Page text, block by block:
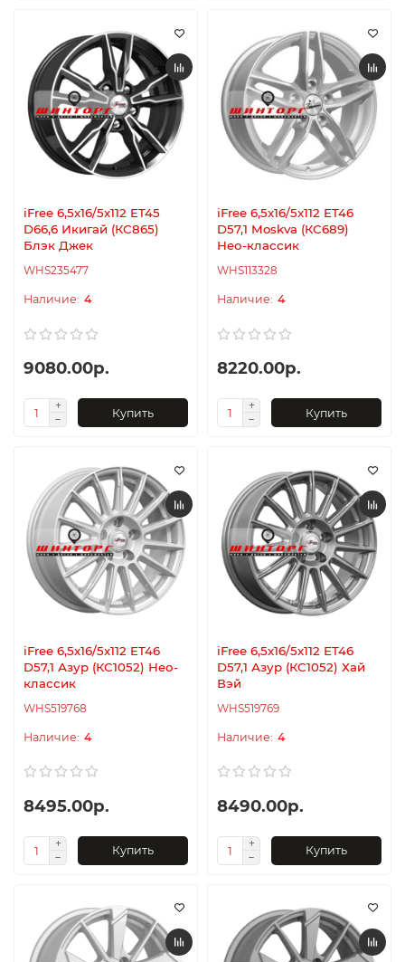
iFree 6,5x16/5x112 ET45
D66,6 Икигай (КС865)
Блэк Джек
WHS235477
4
9080.00р.
Купить
iFree 6,5x16/5x112 ET46
D57,1 Moskva (КС689)
Нео-классик
WHS113328
4
8220.00р.
Купить
iFree 6,5x16/5x112 ET46
D57,1 Азур (КС1052) Нео-
классик
WHS519768
4
8495.00р.
Купить
iFree 6,5x16/5x112 ET46
D57,1 Азур (КС1052) Хай
Вэй
WHS519769
4
8490.00р.
Купить